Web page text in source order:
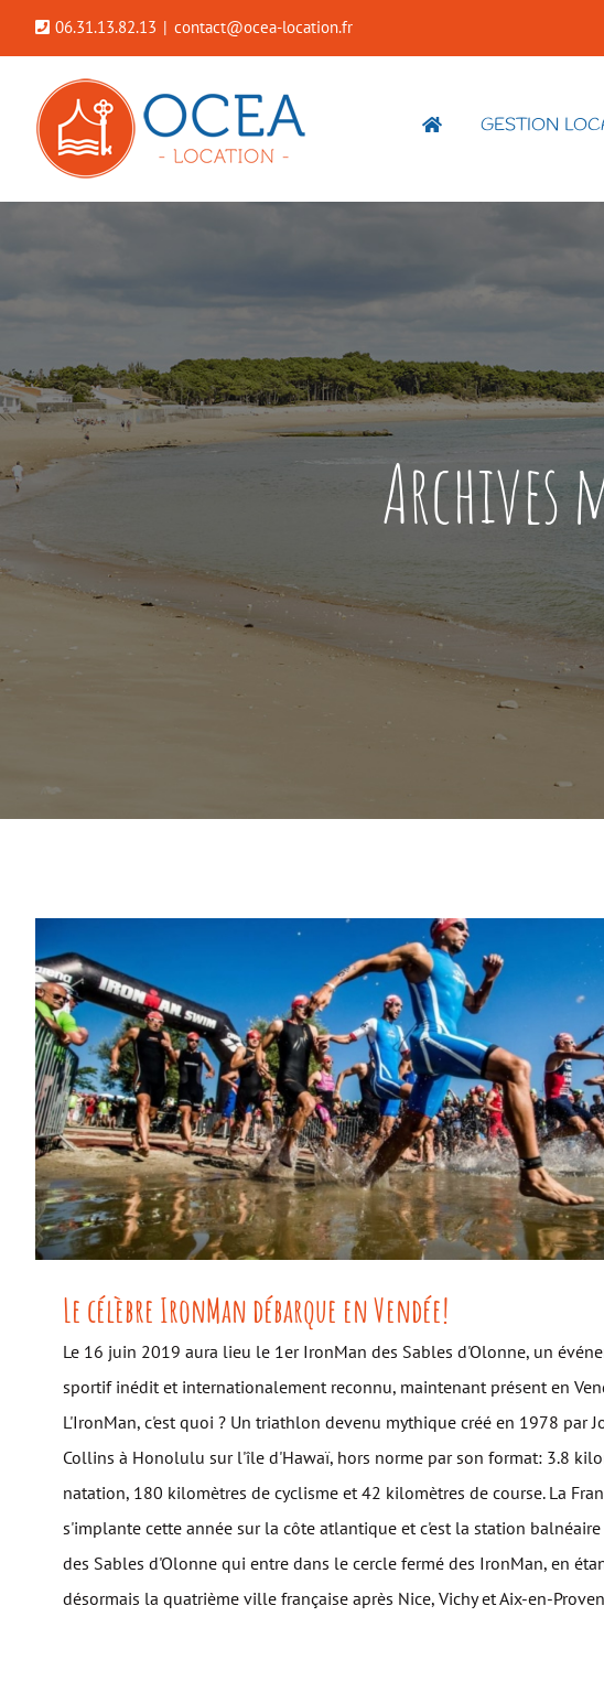
Passer
au
contenu
06.31.13.82.13 | contact@ocea-location.fr
GESTION
Archives
Le célèbre IronMan débarque en Vendée!
Le célèbre IronMan débarque en Vendée!
Le 16 juin 2019 aura lieu le 1er IronMan des Sables d'Olonne, un
sportif inédit et internationalement reconnu, maintenant présent en
L'IronMan, c'est quoi ? Un triathlon devenu mythique créé en 1978 par
Collins à Honolulu sur l'île d'Hawaï, hors norme par son format: 3.8
natation, 180 kilomètres de cyclisme et 42 kilomètres de course. La
s'implante cette année sur la côte atlantique et c'est la station
des Sables d'Olonne qui entre dans le cercle fermé des IronMan, en
désormais la quatrième ville française après Nice, Vichy et Aix-en-